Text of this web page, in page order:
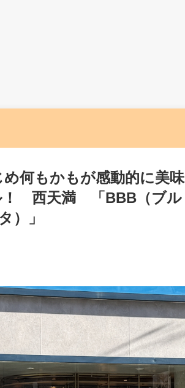
何もかもが感動的に美味
！ 西天満 「BBB（ブル
）」